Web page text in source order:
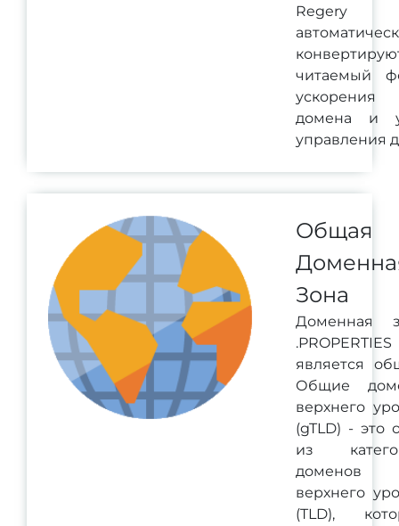
Regery
читаемый
домена и
управления
Общая
Зона
Доменная
.PROPERTIES
является
Общие
верхнего
(gTLD) - это
из
доменов
верхнего
(TLD),